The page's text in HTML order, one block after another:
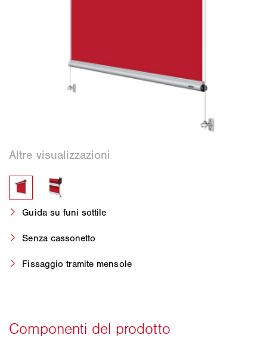
Guida su funi sottile
Senza cassonetto
Fissaggio tramite mensole